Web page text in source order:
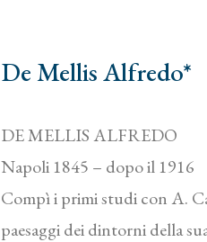
De Mellis Alfredo*
DE MELLIS ALFREDO
Napoli 1845 – dopo il 1916
Compì i primi studi con A.
paesaggi dei dintorni della